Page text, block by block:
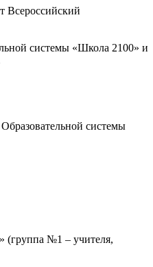
Всероссийский
системы «Школа 2100» и
системы
(группа №1 – учителя,